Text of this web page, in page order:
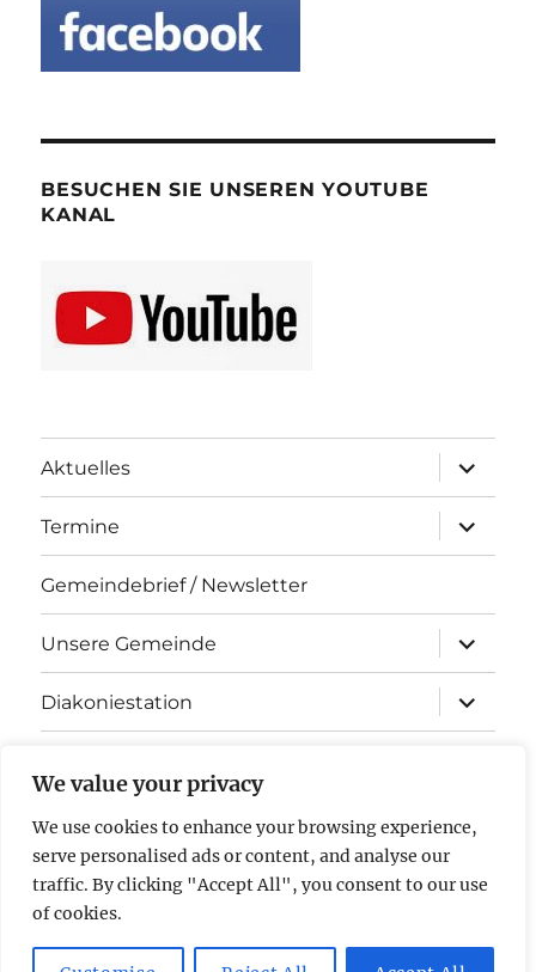
We value your privacy
We use cookies to enhance your browsing experience,
serve personalised ads or content, and analyse our
traffic. By clicking "Accept All", you consent to our use
of cookies.
BESUCHEN SIE UNSEREN YOUTUBE
KANAL
Aktuelles
öffnen
Termine
öffnen
Gemeindebrief / Newsletter
Unsere Gemeinde
öffnen
Diakoniestation
öffnen
Kontakt
Impressum & Datenschutz
Evangelische Kirchengemeinde Stockstadt am Rhein
Mit